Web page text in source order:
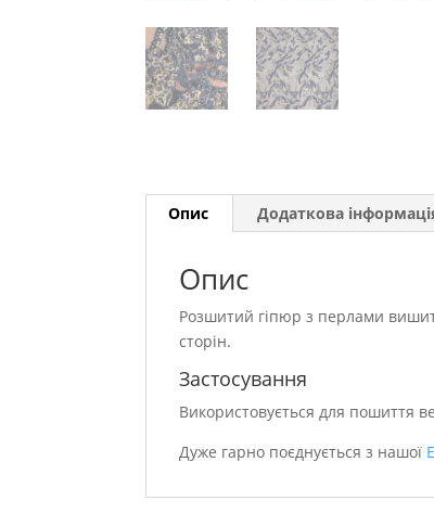
Опис Додаткова
Опис
Розшитий гіпюр з перлами
сторін.
Застосування
Використовується для пошиття
Дуже гарно поєднується з нашої